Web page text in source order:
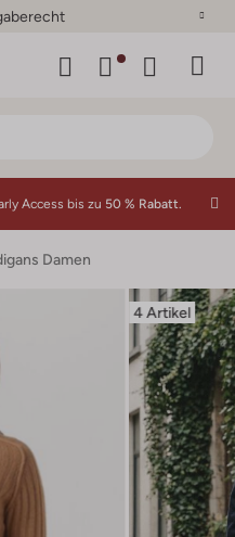
Access bis zu 50 % Rabatt.
Damen
4 Artikel